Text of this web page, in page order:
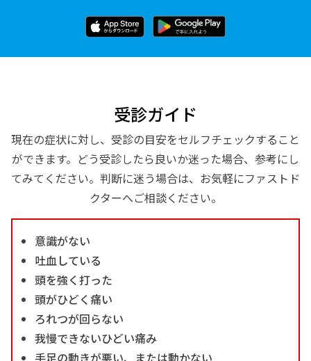
受診ガイド
現在の症状に対し、受診の目安をセルフチェックすること
ができます。どう受診したら良いか迷った場合、参考にし
てみてください。判断に迷う場合は、お気軽にファストド
クターへご相談ください。
意識がない
吐血している
頭を強く打った
頭がひどく痛い
ろれつが回らない
我慢できないひどい痛み
手足の動きが悪い、または動かない